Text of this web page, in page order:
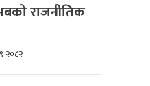
राजनीतिक
२०८२